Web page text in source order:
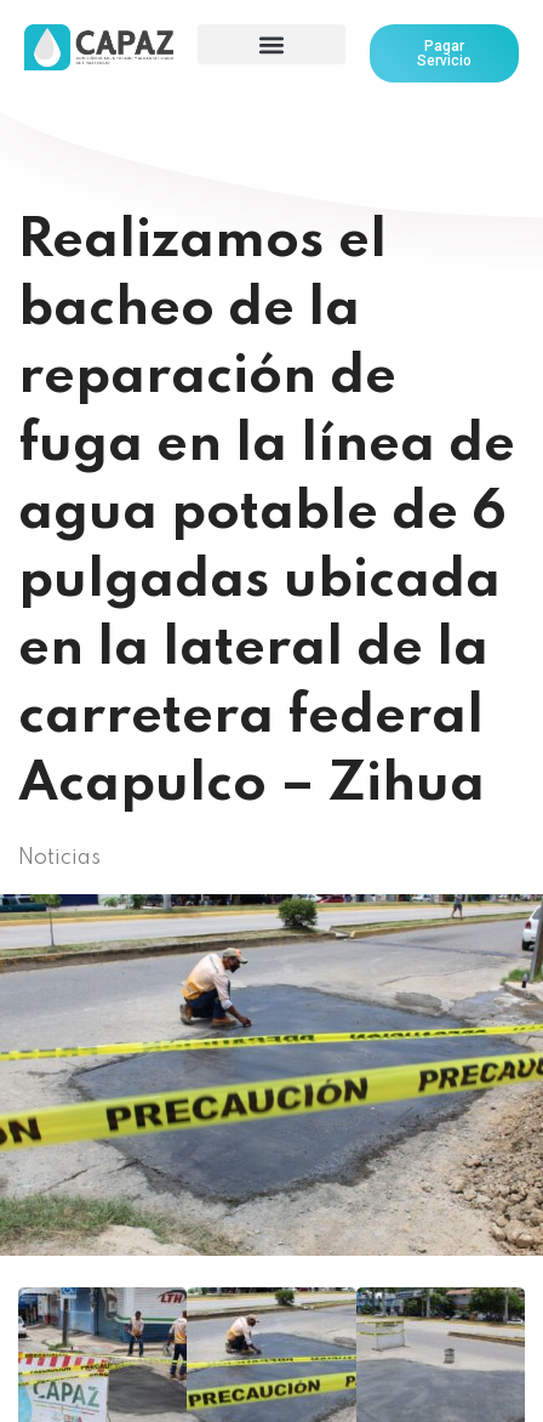
Pagar
Servicio
Realizamos el
bacheo de la
reparación de
fuga en la línea de
agua potable de 6
pulgadas ubicada
en la lateral de la
carretera federal
Acapulco – Zihua
Noticias